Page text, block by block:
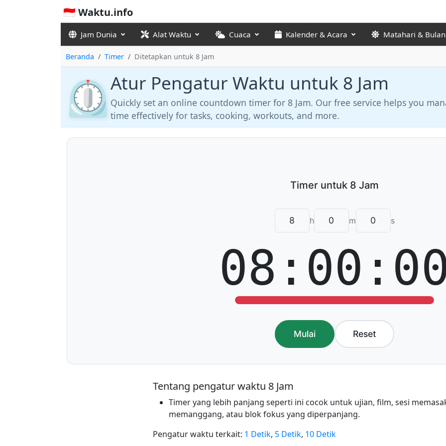
🇮🇩 Waktu.info
Jam Dunia Alat Waktu Cuaca Kalender & Acara Matahari & Bulan
Beranda Timer Ditetapkan untuk 8 Jam
⏲️Atur Pengatur Waktu untuk 8 Jam
Quickly set an online countdown timer for 8 Jam. Our free service helps you
time effectively for tasks, cooking, workouts, and more.
h m s
Mulai Reset
Tentang pengatur waktu 8 Jam
Timer yang lebih panjang seperti ini cocok untuk ujian, film, sesi
memanggang, atau blok fokus yang diperpanjang.
Pengatur waktu terkait: 1 Detik, 5 Detik, 10 Detik